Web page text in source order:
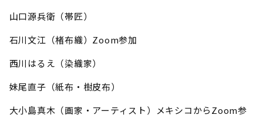
山口源兵衛（帯匠）
石川文江（楮布織）Zoom参加
西川はるえ（染織家）
妹尾直子（紙布・樹皮布）
大小島真木（画家・アーティスト）メキシコからZoom参